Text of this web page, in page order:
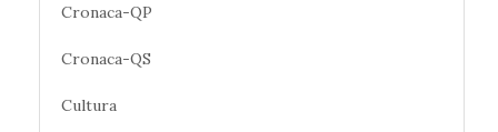
Cronaca-QP
Cronaca-QS
Cultura